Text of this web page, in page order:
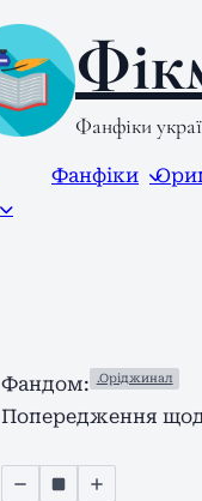
Фанфіки
Фанфіки
Фандом: .Оріджинал
Попередження